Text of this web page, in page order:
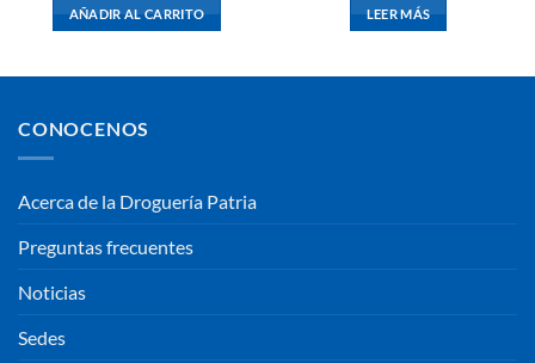
AÑADIR AL CARRITO LEER MÁS
CONOCENOS
Acerca de la Droguería Patria
Preguntas frecuentes
Noticias
Sedes